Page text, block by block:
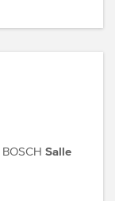
BOSCH Salle